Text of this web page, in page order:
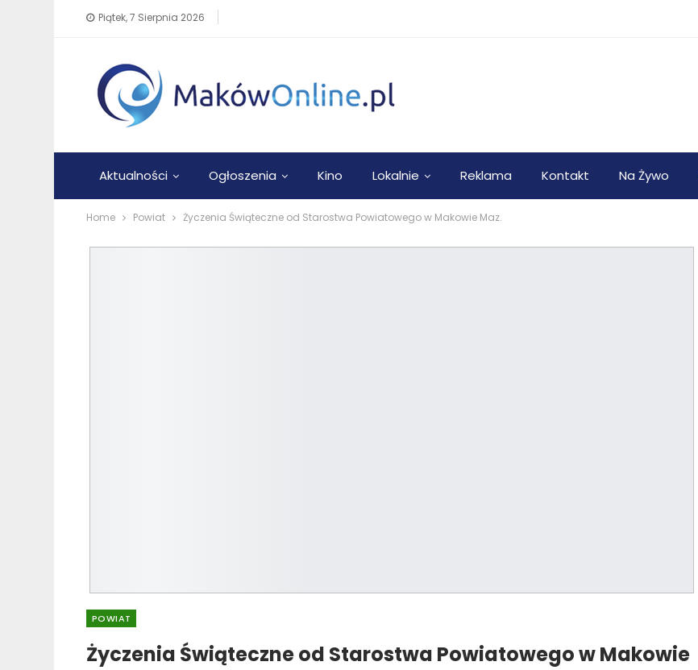
Piątek, 7 Sierpnia 2026
Aktualności Ogłoszenia Kino Lokalnie Reklama Kontakt Na Żywo
Home Powiat Życzenia Świąteczne od Starostwa Powiatowego w Makowie Maz.
POWIAT
Życzenia Świąteczne od Starostwa Powiatowego w Makowie